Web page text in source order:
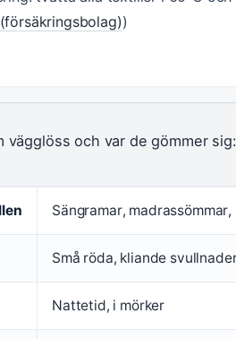
)
vägglöss och var de gömmer sig:
Sängramar,
Små röda, kliande
Nattetid, i mörker